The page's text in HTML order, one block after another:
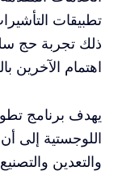
تطبيقات
ذلك تجربة حج
اهتمام الآخرين
يهدف برنامج
اللوجستية إلى
والتعدين